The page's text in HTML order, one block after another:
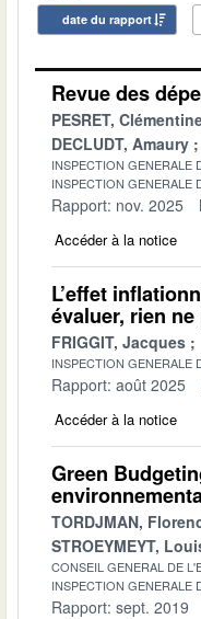
date du rapport
Revue des
PESRET,
DECLUDT, Amaury
INSPECTION GENERALE
INSPECTION GENERALE
Rapport: nov. 2025
Accéder à la notice
L’effet
évaluer, rien
FRIGGIT, Jacques
INSPECTION GENERALE
Rapport: août 2025
Accéder à la notice
Green
TORDJMAN,
STROEYMEYT,
CONSEIL GENERAL DE
INSPECTION GENERALE
Rapport: sept. 2019